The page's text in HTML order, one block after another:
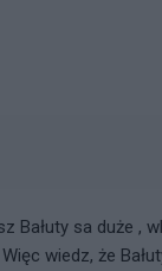
Bałuty sa duże ,
wiedz, że